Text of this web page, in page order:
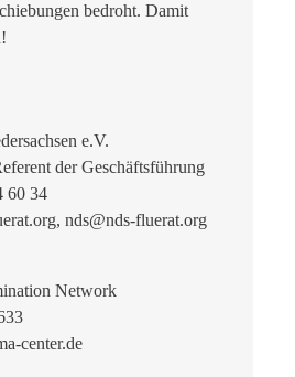
bedroht. Damit
e.V.
der Geschäftsführung
60 34
nds@nds-fluerat.org
Network
center.de